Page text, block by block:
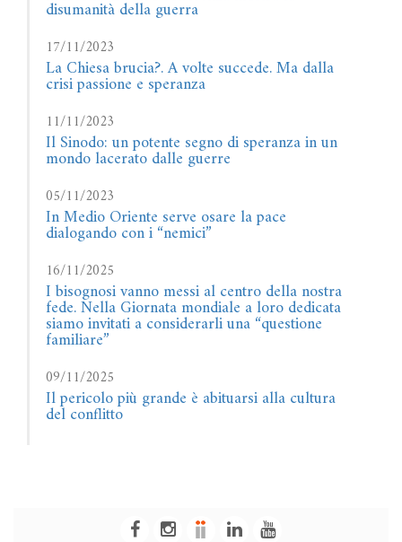
disumanità della guerra
17/11/2023
La Chiesa brucia?. A volte succede. Ma dalla
crisi passione e speranza
11/11/2023
Il Sinodo: un potente segno di speranza in un
mondo lacerato dalle guerre
05/11/2023
In Medio Oriente serve osare la pace
dialogando con i “nemici”
16/11/2025
I bisognosi vanno messi al centro della nostra
fede. Nella Giornata mondiale a loro dedicata
siamo invitati a considerarli una “questione
familiare”
09/11/2025
Il pericolo più grande è abituarsi alla cultura
del conflitto